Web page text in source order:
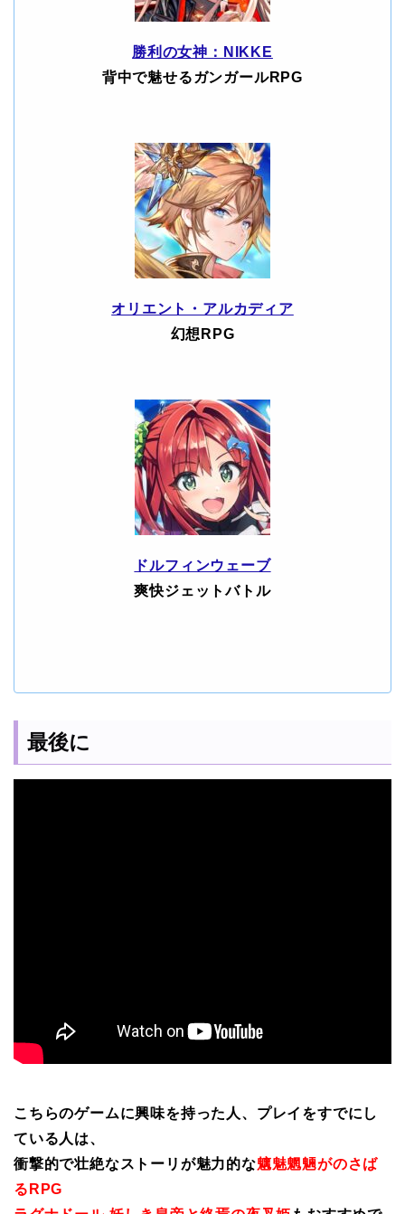
勝利の女神：NIKKE
背中で魅せるガンガールRPG
オリエント・アルカディア
幻想RPG
ドルフィンウェーブ
爽快ジェットバトル
最後に
こちらのゲームに興味を持った人、プレイをすでにし
ている人は、
衝撃的で壮絶なストーリが魅力的な魑魅魍魎がのさば
るRPG